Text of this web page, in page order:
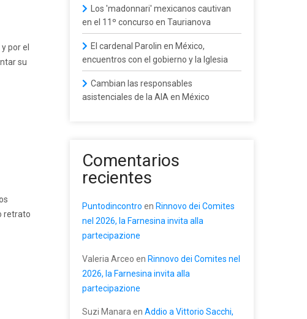
por el
su
retrato
Los 'madonnari' mexicanos cautivan
en el 11º concurso en Taurianova
El cardenal Parolin en México,
encuentros con el gobierno y la Iglesia
Cambian las responsables
asistenciales de la AIA en México
Comentarios
recientes
Puntodincontro en Rinnovo dei Comites
nel 2026, la Farnesina invita alla
partecipazione
Valeria Arceo en Rinnovo dei Comites nel
2026, la Farnesina invita alla
partecipazione
Suzi Manara en Addio a Vittorio Sacchi,